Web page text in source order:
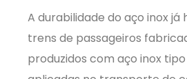
A durabilidade do aço inox
trens de passageiros
produzidos com aço inox